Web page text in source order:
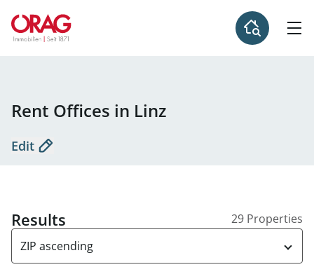
Rent Offices in Linz
Edit
Results
29 Properties
ZIP ascending